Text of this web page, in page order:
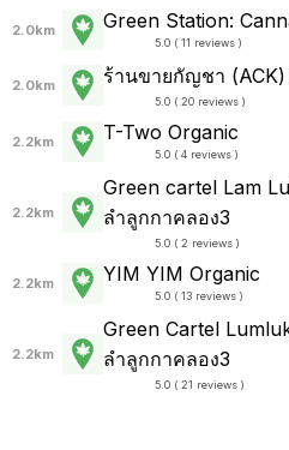
2.0km Green Station:
5.0 ( 11 reviews )
2.0km ร้านขายกัญชา
5.0 ( 20 reviews )
2.2km T-Two Organic
5.0 ( 4 reviews )
2.2km
Green cartel Lam
ลำลูกกาคลอง3
5.0 ( 2 reviews )
2.2km YIM YIM Organic
5.0 ( 13 reviews )
2.2km
Green Cartel
ลำลูกกาคลอง3
5.0 ( 21 reviews )